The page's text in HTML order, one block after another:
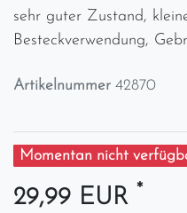
sehr guter Zustand,
Besteckverwendung,
Artikelnummer 42870
Momentan nicht
29,99 EUR *